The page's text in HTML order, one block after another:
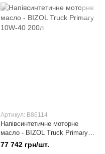
Артикул: B86114
Напівсинтетичне моторне
масло - BIZOL Truck Primary
10W-40 200л
77 742 грн/шт.